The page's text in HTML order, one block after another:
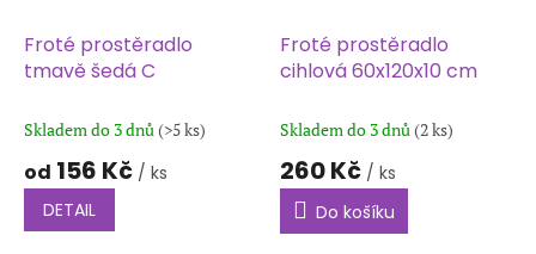
Froté prostěradlo
tmavě šedá C
Skladem do 3 dnů(>5 ks)
od 156 Kč / ks
DETAIL
Froté prostěradlo
cihlová 60x120x10 cm
Skladem do 3 dnů(2 ks)
260 Kč / ks
Do košíku